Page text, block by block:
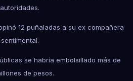
autoridades.
12 puñaladas a su ex compañera
sentimental.
se habría embolsillado más de
de pesos.